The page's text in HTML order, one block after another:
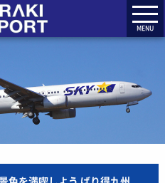
MENU